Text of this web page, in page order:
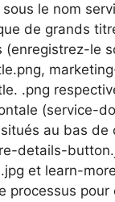
le nom
de grands
(enregistrez-le
.png
(service-
au bas de
details-
et learn-
processus